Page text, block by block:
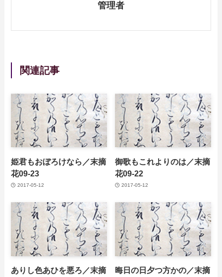
管理者
関連記事
姫君もおぼろけなら／末摘
花09-23
2017-05-12
御歌もこれよりのは／末摘
花09-22
2017-05-12
ありし色あひを悪ろ／末摘
晦日の日夕つ方かの／末摘